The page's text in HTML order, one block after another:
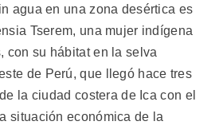
agua en una zona desértica es
Tserem, una mujer indígena
con su hábitat en la selva
de Perú, que llegó hace tres
la ciudad costera de Ica con el
situación económica de la